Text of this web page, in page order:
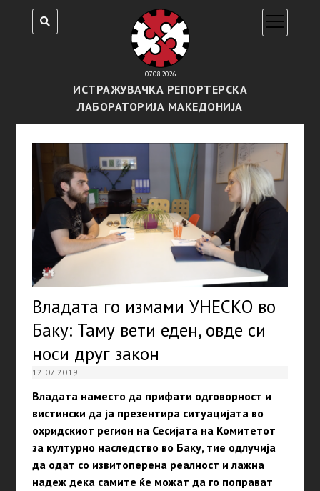
07.08.2026
ИСТРАЖУВАЧКА РЕПОРТЕРСКА
ЛАБОРАТОРИЈА МАКЕДОНИЈА
open
menu
Владата го измами УНЕСКО во
Баку: Таму вети еден, овде си
носи друг закон
12.07.2019
Владата наместо да прифати одговорност и
вистински да ја презентира ситуацијата во
охридскиот регион на Сесијата на Комитетот
за културно наследство во Баку, тие одлучија
да одат со извитоперена реалност и лажна
надеж дека самите ќе можат да го поправат